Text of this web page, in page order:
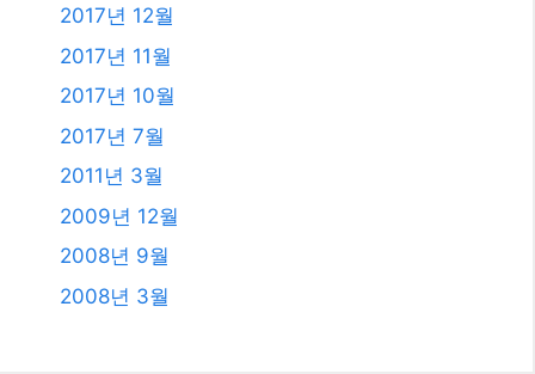
카테고리
AI
All
Etc.
IT